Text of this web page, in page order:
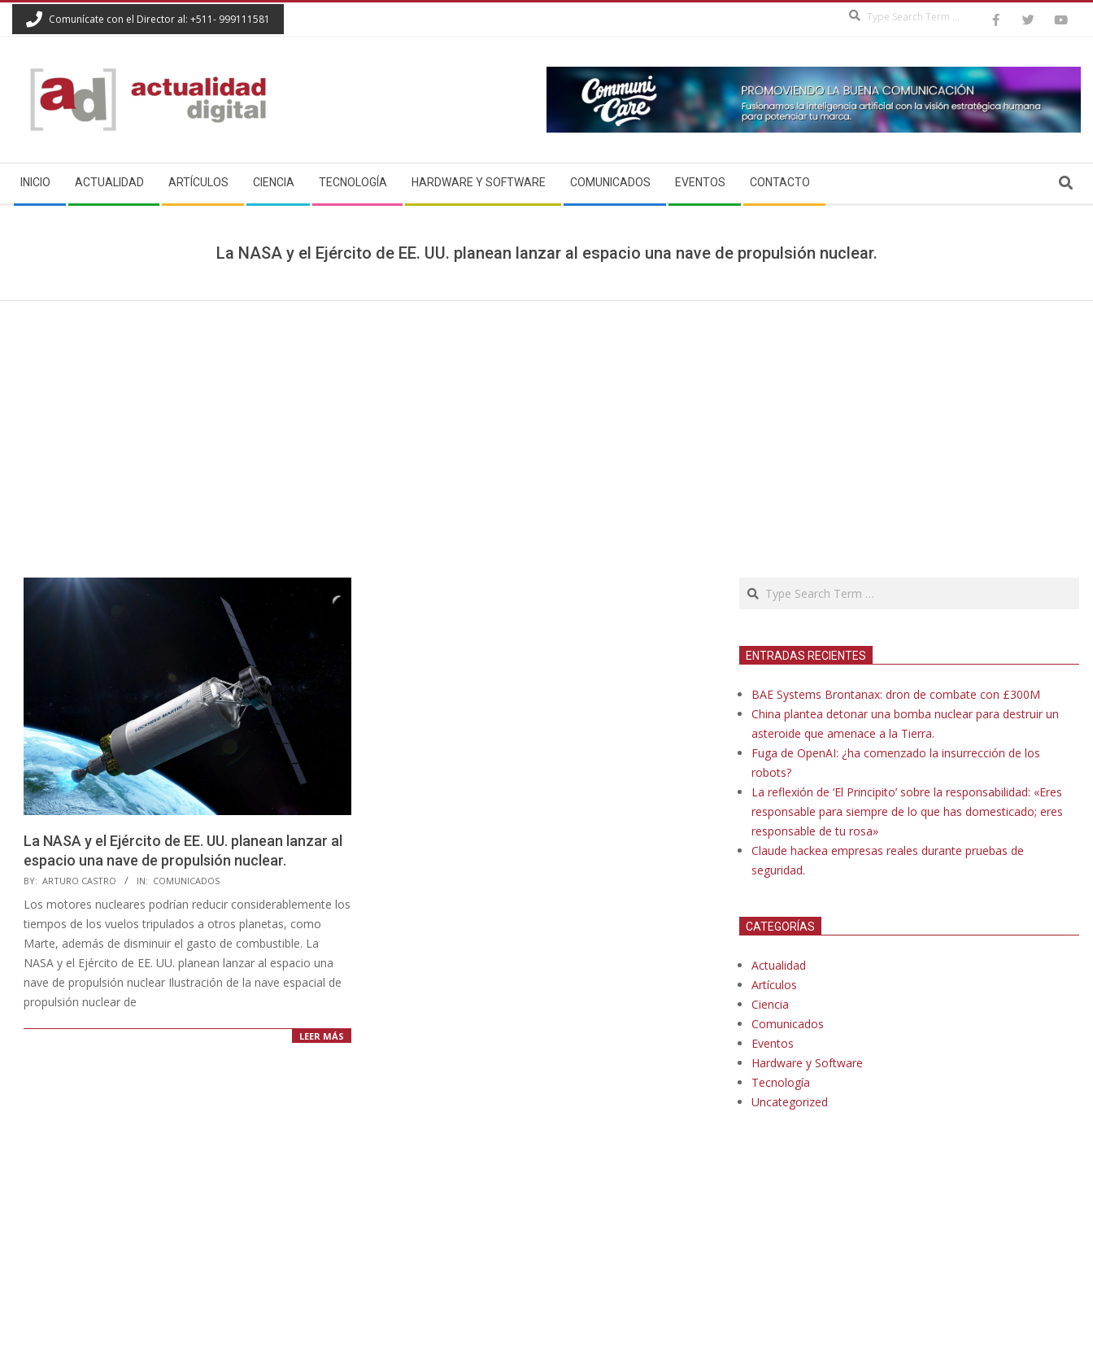
Comunícate con el Director al: +511- 999111581
ACTUALIDAD
DIGITAL
Navigation
Menu
INICIO ACTUALIDAD ARTÍCULOS CIENCIA TECNOLOGÍA HARDWARE Y SOFTWARE COMUNICADOS EVENTOS CONTACTO Search
La NASA y el Ejército de EE. UU. planean lanzar al espacio una nave de propulsión nuclear.
La NASA y el Ejército de EE. UU. planean lanzar al
espacio una nave de propulsión nuclear.
2023-
07-
27
BY: ARTURO CASTRO IN: COMUNICADOS
Los motores nucleares podrían reducir considerablemente los
tiempos de los vuelos tripulados a otros planetas, como
Marte, además de disminuir el gasto de combustible. La
NASA y el Ejército de EE. UU. planean lanzar al espacio una
nave de propulsión nuclear Ilustración de la nave espacial de
propulsión nuclear de
LEER MÁS
Search
ENTRADAS RECIENTES
BAE Systems Brontanax: dron de combate con £300M
China plantea detonar una bomba nuclear para destruir un
asteroide que amenace a la Tierra.
Fuga de OpenAI: ¿ha comenzado la insurrección de los
robots?
La reflexión de ‘El Principito’ sobre la responsabilidad: «Eres
responsable para siempre de lo que has domesticado; eres
responsable de tu rosa»
Claude hackea empresas reales durante pruebas de
seguridad.
CATEGORÍAS
Actualidad
Artículos
Ciencia
Comunicados
Eventos
Hardware y Software
Tecnología
Uncategorized